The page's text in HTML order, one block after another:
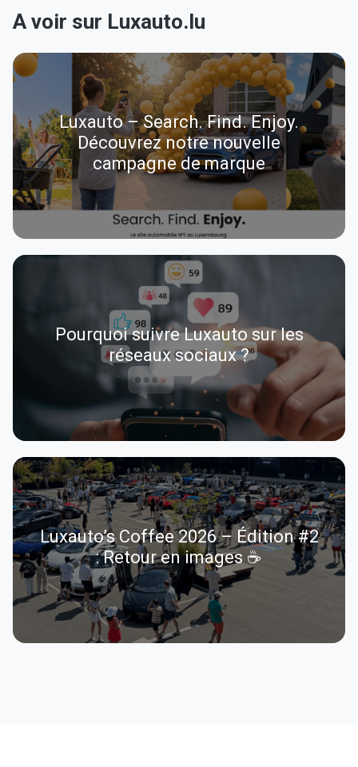
A voir sur Luxauto.lu
Luxauto – Search. Find. Enjoy.
Découvrez notre nouvelle
campagne de marque
Pourquoi suivre Luxauto sur les
réseaux sociaux ?
Luxauto’s Coffee 2026 – Édition #2
: Retour en images ☕